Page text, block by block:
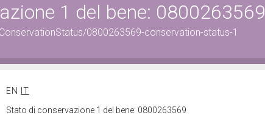
1 del bene: 0800263569
0800263569-conservation-status-1
EN
IT
Stato di conservazione 1 del bene: 0800263569